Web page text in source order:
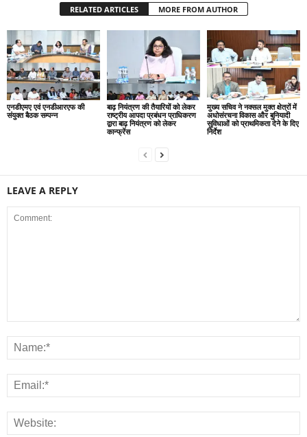
RELATED ARTICLES MORE FROM AUTHOR
एनडीएमए एवं एनडीआरएफ की
संयुक्त बैठक सम्पन्न
बाढ़ नियंत्रण की तैयारियों को लेकर
राष्ट्रीय आपदा प्रबंधन प्राधिकरण
द्वारा बाढ़ नियंत्रण को लेकर
कान्फ्रेंस
मुख्य सचिव ने नक्सल मुक्त क्षेत्रों में
अधोसंरचना विकास और बुनियादी
सुविधाओं को प्राथमिकता देने के दिए
निर्देश
LEAVE A REPLY